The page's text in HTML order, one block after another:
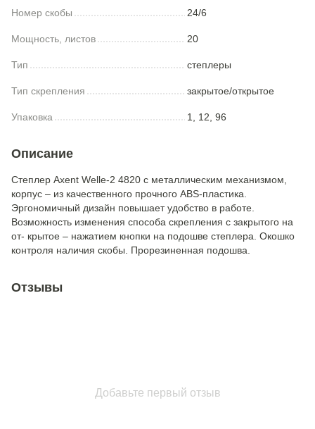
Номер скобы 24/6
Мощность, листов 20
Тип степлеры
Тип скрепления закрытое/открытое
Упаковка 1, 12, 96
Описание
Степлер Axent Welle-2 4820 с металлическим механизмом,
корпус – из качественного прочного ABS-пластика.
Эргономичный дизайн повышает удобство в работе.
Возможность изменения способа скрепления с закрытого на
от- крытое – нажатием кнопки на подошве степлера. Окошко
контроля наличия скобы. Прорезиненная подошва.
Отзывы
Добавьте первый отзыв